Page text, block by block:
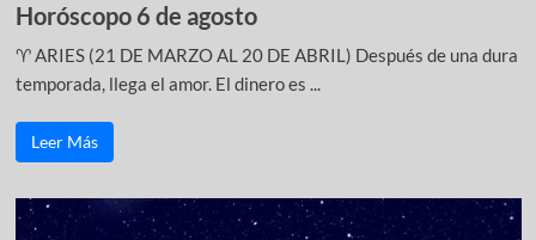
Horóscopo 6 de agosto
♈ ARIES (21 DE MARZO AL 20 DE ABRIL) Después de una dura
temporada, llega el amor. El dinero es ...
Leer Más